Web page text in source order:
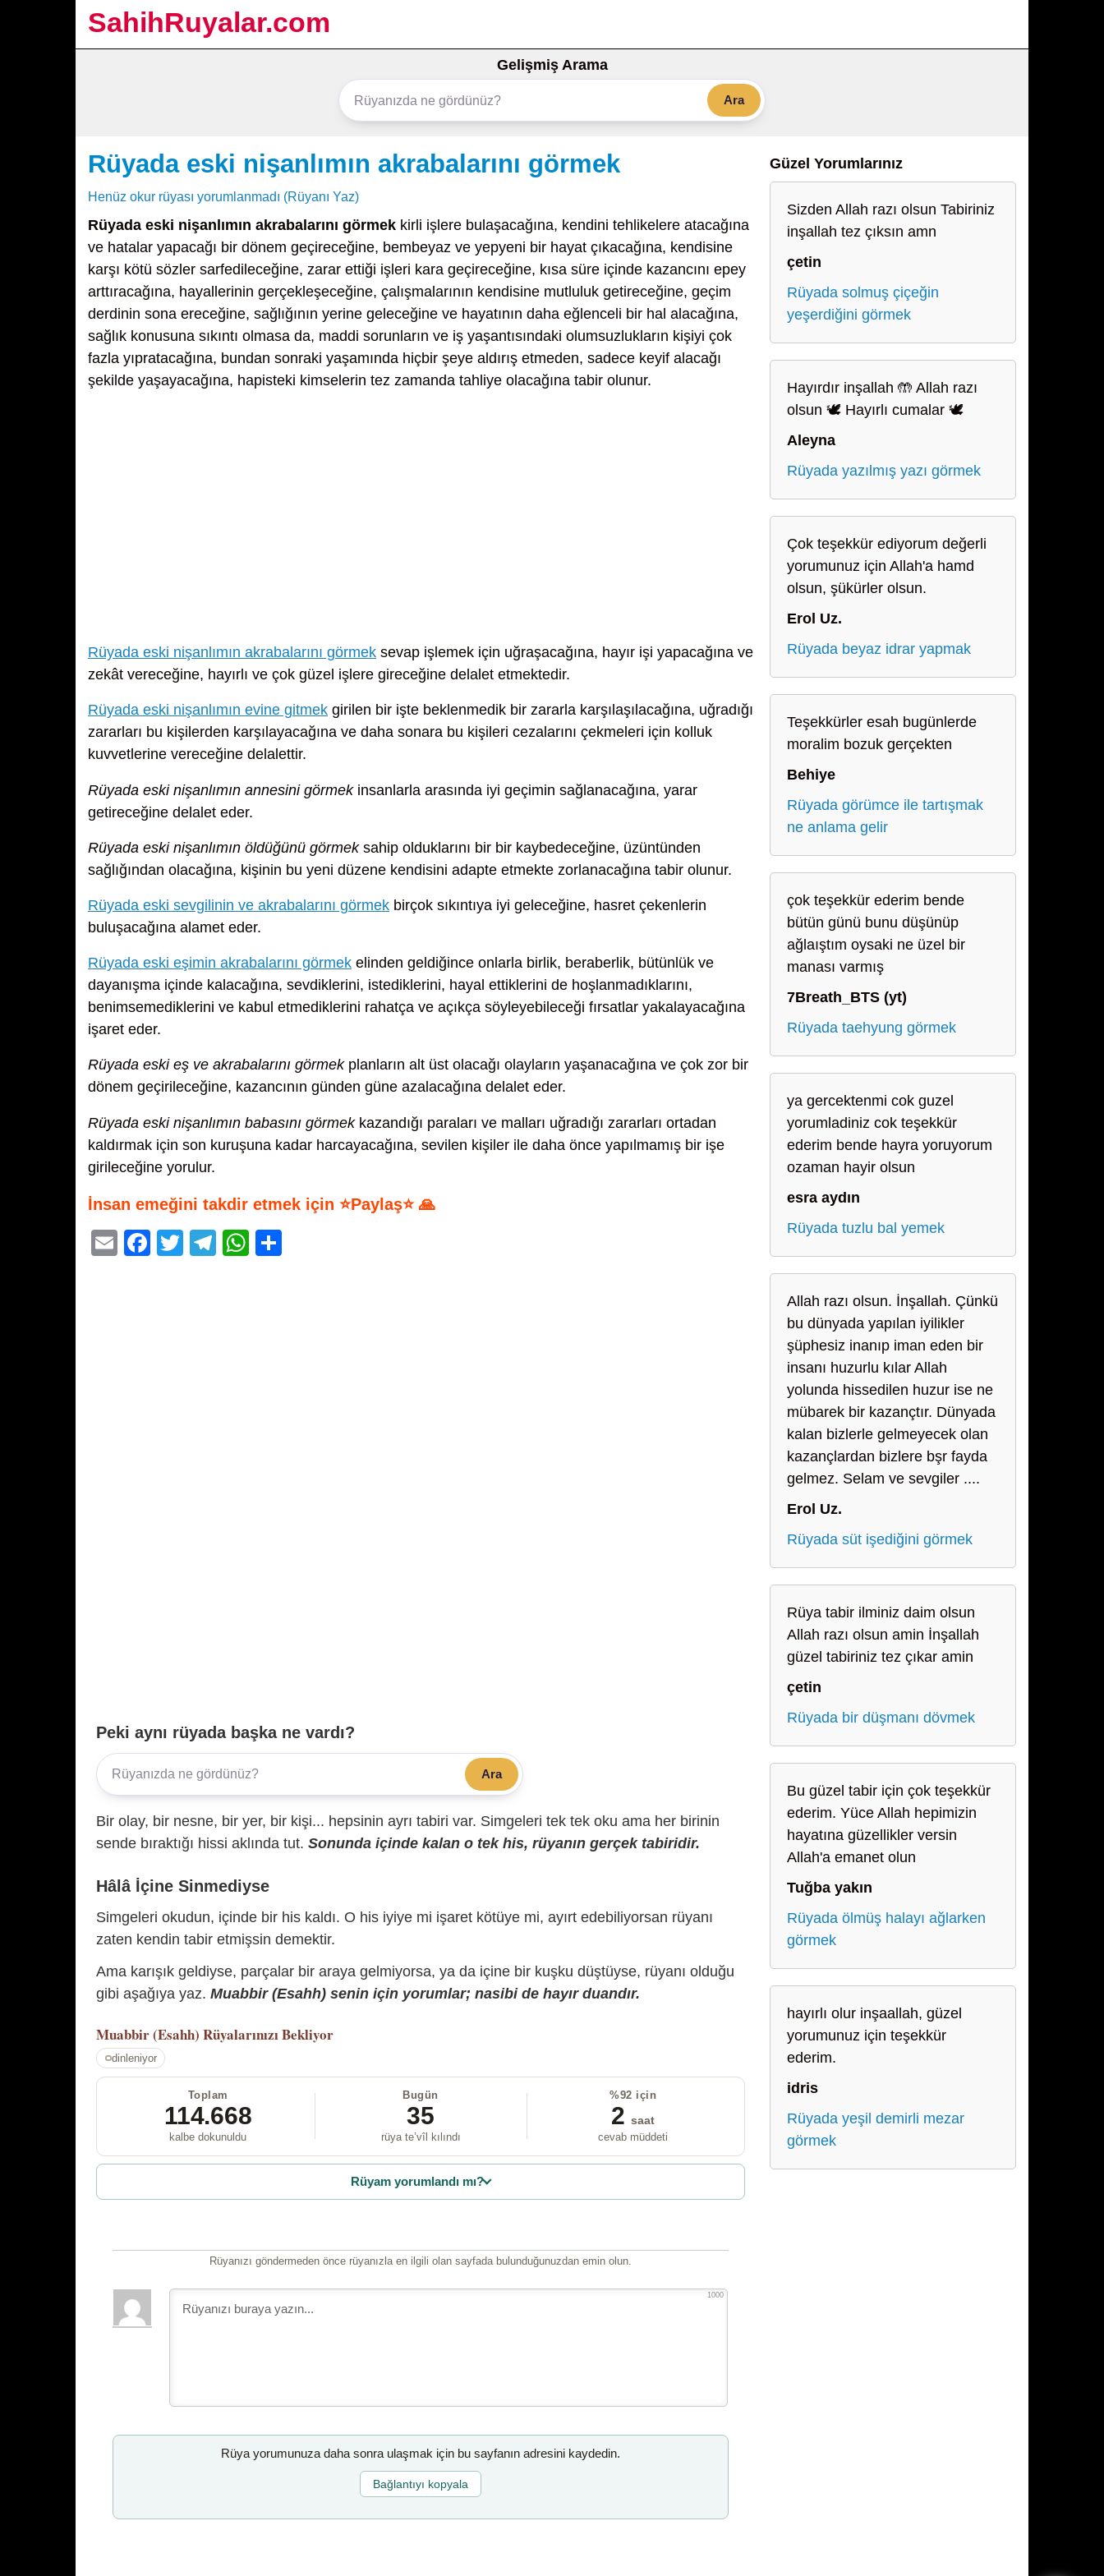
SahihRuyalar.com
Gelişmiş Arama
Ara
Rüyada eski nişanlımın akrabalarını görmek
Henüz okur rüyası yorumlanmadı (Rüyanı Yaz)
Rüyada eski nişanlımın akrabalarını görmek kirli işlere bulaşacağına, kendini tehlikelere atacağına
ve hatalar yapacağı bir dönem geçireceğine, bembeyaz ve yepyeni bir hayat çıkacağına, kendisine
karşı kötü sözler sarfedileceğine, zarar ettiği işleri kara geçireceğine, kısa süre içinde kazancını epey
arttıracağına, hayallerinin gerçekleşeceğine, çalışmalarının kendisine mutluluk getireceğine, geçim
derdinin sona ereceğine, sağlığının yerine geleceğine ve hayatının daha eğlenceli bir hal alacağına,
sağlık konusuna sıkıntı olmasa da, maddi sorunların ve iş yaşantısındaki olumsuzlukların kişiyi çok
fazla yıpratacağına, bundan sonraki yaşamında hiçbir şeye aldırış etmeden, sadece keyif alacağı
şekilde yaşayacağına, hapisteki kimselerin tez zamanda tahliye olacağına tabir olunur.
Rüyada eski nişanlımın akrabalarını görmek sevap işlemek için uğraşacağına, hayır işi yapacağına ve
zekât vereceğine, hayırlı ve çok güzel işlere gireceğine delalet etmektedir.
Rüyada eski nişanlımın evine gitmek girilen bir işte beklenmedik bir zararla karşılaşılacağına, uğradığı
zararları bu kişilerden karşılayacağına ve daha sonara bu kişileri cezalarını çekmeleri için kolluk
kuvvetlerine vereceğine delalettir.
Rüyada eski nişanlımın annesini görmekinsanlarla arasında iyi geçimin sağlanacağına, yarar
getireceğine delalet eder.
Rüyada eski nişanlımın öldüğünü görmeksahip olduklarını bir bir kaybedeceğine, üzüntünden
sağlığından olacağına, kişinin bu yeni düzene kendisini adapte etmekte zorlanacağına tabir olunur.
Rüyada eski sevgilinin ve akrabalarını görmek birçok sıkıntıya iyi geleceğine, hasret çekenlerin
buluşacağına alamet eder.
Rüyada eski eşimin akrabalarını görmek elinden geldiğince onlarla birlik, beraberlik, bütünlük ve
dayanışma içinde kalacağına, sevdiklerini, istediklerini, hayal ettiklerini de hoşlanmadıklarını,
benimsemediklerini ve kabul etmediklerini rahatça ve açıkça söyleyebileceği fırsatlar yakalayacağına
işaret eder.
Rüyada eski eş ve akrabalarını görmekplanların alt üst olacağı olayların yaşanacağına ve çok zor bir
dönem geçirileceğine, kazancının günden güne azalacağına delalet eder.
Rüyada eski nişanlımın babasını görmekkazandığı paraları ve malları uğradığı zararları ortadan
kaldırmak için son kuruşuna kadar harcayacağına, sevilen kişiler ile daha önce yapılmamış bir işe
girileceğine yorulur.
İnsan emeğini takdir etmek için ⭐Paylaş⭐ 🙏
E
F
T
T
W
Peki aynı rüyada başka ne vardı?
Ara
Bir olay, bir nesne, bir yer, bir kişi... hepsinin ayrı tabiri var. Simgeleri tek tek oku ama her birinin
sende bıraktığı hissi aklında tut. Sonunda içinde kalan o tek his, rüyanın gerçek tabiridir.
Hâlâ İçine Sinmediyse
Simgeleri okudun, içinde bir his kaldı. O his iyiye mi işaret kötüye mi, ayırt edebiliyorsan rüyanı
zaten kendin tabir etmişsin demektir.
Ama karışık geldiyse, parçalar bir araya gelmiyorsa, ya da içine bir kuşku düştüyse, rüyanı olduğu
gibi aşağıya yaz. Muabbir (Esahh) senin için yorumlar; nasibi de hayır duandır.
Muabbir (Esahh) Rüyalarınızı Bekliyor
dinleniyor
Toplam
114.668
kalbe dokunuldu
Bugün
35
rüya te’vîl kılındı
%92 için
2 saat
cevab müddeti
Rüyam yorumlandı mı?
Rüyanızı göndermeden önce rüyanızla en ilgili olan sayfada bulunduğunuzdan emin olun.
1000
Rüya yorumunuza daha sonra ulaşmak için bu sayfanın adresini kaydedin.
Bağlantıyı kopyala
Güzel Yorumlarınız
Sizden Allah razı olsun Tabiriniz
inşallah tez çıksın amn
çetin
Rüyada solmuş çiçeğin
yeşerdiğini görmek
Hayırdır inşallah 🤲 Allah razı
olsun 🕊️ Hayırlı cumalar 🕊️
Aleyna
Rüyada yazılmış yazı görmek
Çok teşekkür ediyorum değerli
yorumunuz için Allah'a hamd
olsun, şükürler olsun.
Erol Uz.
Rüyada beyaz idrar yapmak
Teşekkürler esah bugünlerde
moralim bozuk gerçekten
Behiye
Rüyada görümce ile tartışmak
ne anlama gelir
çok teşekkür ederim bende
bütün günü bunu düşünüp
ağlaıştım oysaki ne üzel bir
manası varmış
7Breath_BTS (yt)
Rüyada taehyung görmek
ya gercektenmi cok guzel
yorumladiniz cok teşekkür
ederim bende hayra yoruyorum
ozaman hayir olsun
esra aydın
Rüyada tuzlu bal yemek
Allah razı olsun. İnşallah. Çünkü
bu dünyada yapılan iyilikler
şüphesiz inanıp iman eden bir
insanı huzurlu kılar Allah
yolunda hissedilen huzur ise ne
mübarek bir kazançtır. Dünyada
kalan bizlerle gelmeyecek olan
kazançlardan bizlere bşr fayda
gelmez. Selam ve sevgiler ....
Erol Uz.
Rüyada süt işediğini görmek
Rüya tabir ilminiz daim olsun
Allah razı olsun amin İnşallah
güzel tabiriniz tez çıkar amin
çetin
Rüyada bir düşmanı dövmek
Bu güzel tabir için çok teşekkür
ederim. Yüce Allah hepimizin
hayatına güzellikler versin
Allah'a emanet olun
Tuğba yakın
Rüyada ölmüş halayı ağlarken
görmek
hayırlı olur inşaallah, güzel
yorumunuz için teşekkür
ederim.
idris
Rüyada yeşil demirli mezar
görmek